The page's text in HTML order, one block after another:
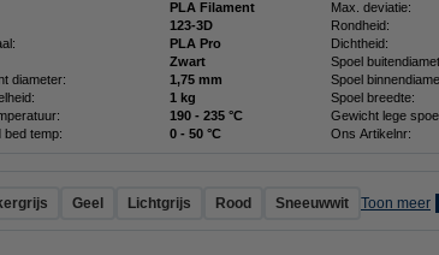
PLA Filament Max. deviatie:
123-3D Rondheid:
PLA Pro Dichtheid:
Zwart Spoel
diameter:
1,75 mm Spoel
1 kg Spoel breedte:
190 - 235 °C Gewicht lege
bed temp:
0 - 50 °C Ons Artikelnr:
Geel Lichtgrijs Rood Sneeuwwit Toon meer